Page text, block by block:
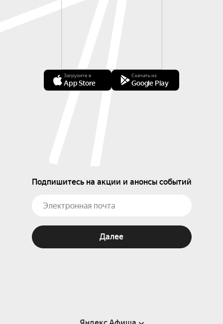
Загрузите в
App Store
Скачать из
Google Play
Подпишитесь на акции и анонсы событий
Далее